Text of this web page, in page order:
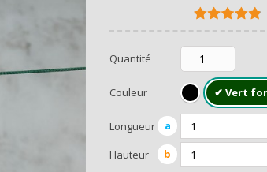
Quantité
Couleur
Longueur a
Hauteur b